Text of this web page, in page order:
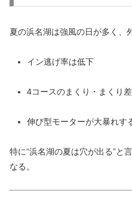
夏の浜名湖は強風の日が多く、
イン逃げ率は低下
4コースのまくり・まくり
伸び型モーターが大暴れす
特に“浜名湖の夏は穴が出る”と
なる。